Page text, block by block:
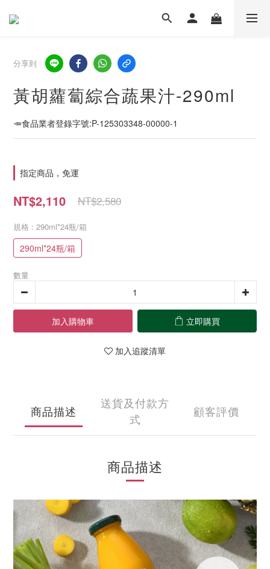
分享到
黃胡蘿蔔綜合蔬果汁-290ml
🥕食品業者登錄字號:P-125303348-00000-1
指定商品，免運
NT$2,110 NT$2,580
規格 : 290ml*24瓶/箱
290ml*24瓶/箱
數量
加入購物車 立即購買
加入追蹤清單
商品描述
送貨及付款方
式
顧客評價
商品描述